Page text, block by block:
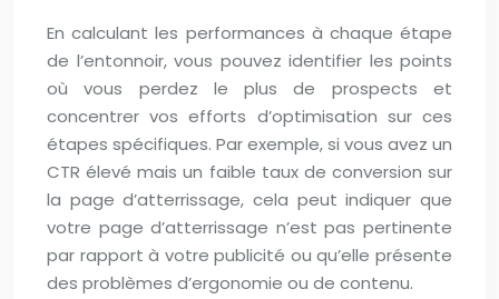
En calculant les performances à chaque étape
de l’entonnoir, vous pouvez identifier les points
où vous perdez le plus de prospects et
concentrer vos efforts d’optimisation sur ces
étapes spécifiques. Par exemple, si vous avez un
CTR élevé mais un faible taux de conversion sur
la page d’atterrissage, cela peut indiquer que
votre page d’atterrissage n’est pas pertinente
par rapport à votre publicité ou qu’elle présente
des problèmes d’ergonomie ou de contenu.